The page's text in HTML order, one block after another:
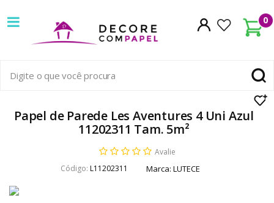
0
Decore
com
papel
pioneira
venda
Papel de Parede Les Aventures 4 Uni Azul
11202311 Tam. 5m²
Avalie
Código: L11202311 Marca: LUTECE